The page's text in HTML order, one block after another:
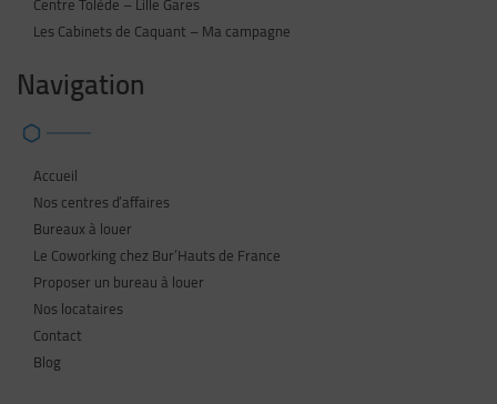
Les Cabinets de Caquant – Ma campagne
Navigation
Accueil
Nos centres d’affaires
Bureaux à louer
Le Coworking chez Bur’Hauts de France
Proposer un bureau à louer
Nos locataires
Contact
Blog